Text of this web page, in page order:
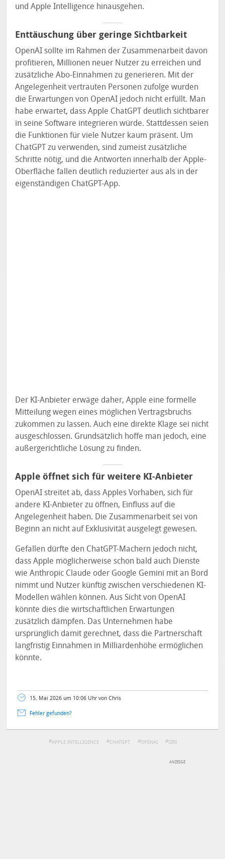
und Apple Intelligence hinausgehen.
Enttäuschung über geringe Sichtbarkeit
OpenAI sollte im Rahmen der Zusammenarbeit davon
profitieren, Millionen neuer Nutzer zu erreichen und
zusätzliche Abo-Einnahmen zu generieren. Mit der
Angelegenheit vertrauten Personen zufolge wurden
die Erwartungen von OpenAI jedoch nicht erfüllt. Man
habe erwartet, dass Apple ChatGPT deutlich sichtbarer
in seine Software integrieren würde. Stattdessen seien
die Funktionen für viele Nutzer kaum präsent. Um
ChatGPT zu verwenden, sind zumeist zusätzliche
Schritte nötig, und die Antworten innerhalb der Apple-
Oberfläche fallen deutlich reduzierter aus als in der
eigenständigen ChatGPT-App.
Der KI-Anbieter erwäge daher, Apple eine formelle
Mitteilung wegen eines möglichen Vertragsbruchs
zukommen zu lassen. Auch eine direkte Klage sei nicht
ausgeschlossen. Grundsätzlich hoffe man jedoch, eine
außergerichtliche Lösung zu finden.
Apple öffnet sich für weitere KI-Anbieter
OpenAI streitet ab, dass Apples Vorhaben, sich für
andere KI-Anbieter zu öffnen, Einfluss auf die
Angelegenheit haben. Die Zusammenarbeit sei von
Beginn an nicht auf Exklusivität ausgelegt gewesen.
Gefallen dürfte den ChatGPT-Machern jedoch nicht,
dass Apple möglicherweise schon bald auch Dienste
wie Anthropic Claude oder Google Gemini mit an Bord
nimmt und Nutzer künftig zwischen verschiedenen KI-
Modellen wählen können. Aus Sicht von OpenAI
könnte dies die wirtschaftlichen Erwartungen
zusätzlich dämpfen. Das Unternehmen habe
ursprünglich damit gerechnet, dass die Partnerschaft
langfristig Einnahmen in Milliardenhöhe ermöglichen
könnte.
15. Mai 2026 um 10:06 Uhr von Chris
Fehler gefunden?
APPLE INTELLIGENCE CHATGPT OPENAI SIRI